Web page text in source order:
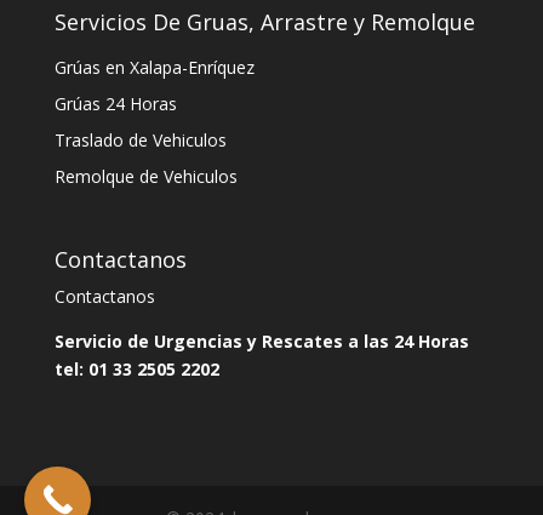
Servicios De Gruas, Arrastre y Remolque
Grúas en Xalapa-Enríquez
Grúas 24 Horas
Traslado de Vehiculos
Remolque de Vehiculos
Contactanos
Contactanos
Servicio de Urgencias y Rescates a las 24 Horas
tel: 01 33 2505 2202